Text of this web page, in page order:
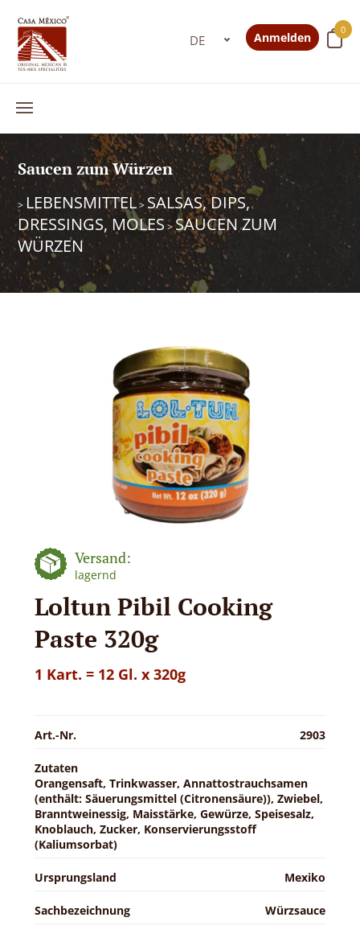
0
Anmelden
Saucen zum Würzen
> LEBENSMITTEL> SALSAS, DIPS,
DRESSINGS, MOLES >SAUCEN ZUM
WÜRZEN
Versand:
lagernd
Loltun Pibil Cooking
Paste 320g
1 Kart. = 12 Gl. x 320g
Art.-Nr. 2903
Zutaten
Orangensaft, Trinkwasser, Annattostrauchsamen
(enthält: Säuerungsmittel (Citronensäure)), Zwiebel,
Branntweinessig, Maisstärke, Gewürze, Speisesalz,
Knoblauch, Zucker, Konservierungsstoff
(Kaliumsorbat)
Ursprungsland Mexiko
Sachbezeichnung Würzsauce